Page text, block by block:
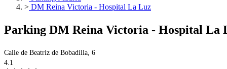
> DM Reina Victoria - Hospital La Luz
Parking DM Reina Victoria - Hospital La
Calle de Beatriz de Bobadilla, 6
4.1